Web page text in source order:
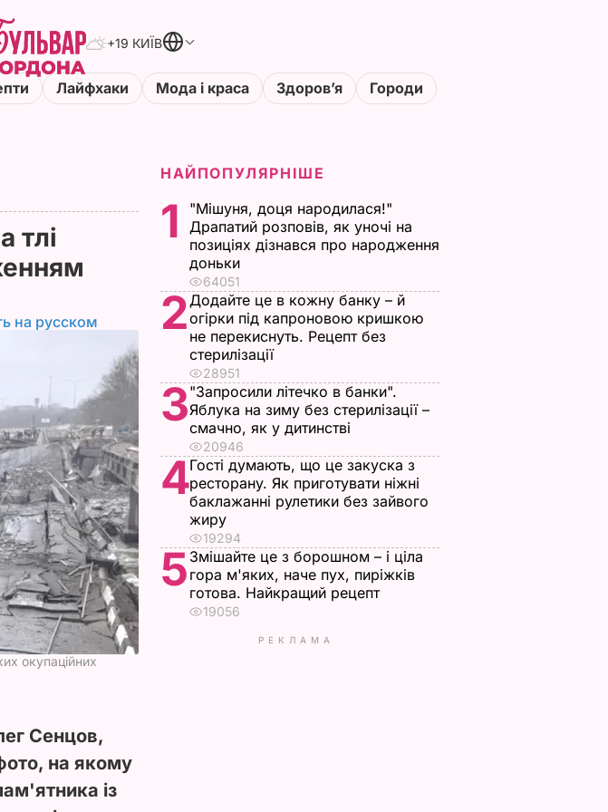
+19 КИЇВ
Лайфхаки Мода і краса Здоровʼя Городи
тлі
на русском
окупаційних
Сенцов,
на якому
із
НАЙПОПУЛЯРНІШЕ
1
"Мішуня, доця народилася!"
Драпатий розповів, як уночі на
позиціях дізнався про народження
доньки
64051
2Додайте це в кожну банку – й
огірки під капроновою кришкою
не перекиснуть. Рецепт без
стерилізації
28951
3"Запросили літечко в банки".
Яблука на зиму без стерилізації –
смачно, як у дитинстві
20946
4Гості думають, що це закуска з
ресторану. Як приготувати ніжні
баклажанні рулетики без зайвого
жиру
19294
5 Змішайте це з борошном – і ціла
гора м'яких, наче пух, пиріжків
готова. Найкращий рецепт
19056
РЕКЛАМА